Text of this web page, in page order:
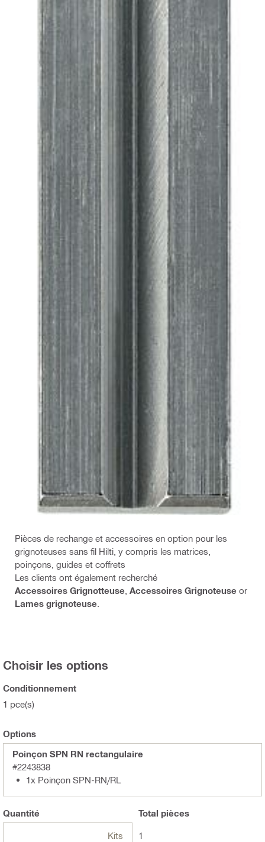
Pièces de rechange et accessoires en option pour les
grignoteuses sans fil Hilti, y compris les matrices,
poinçons, guides et coffrets
Les clients ont également recherché
Accessoires Grignotteuse Accessoires Grignoteuse or
Lames grignoteuse
Choisir les options
Conditionnement
1 pce(s)
Options
Poinçon SPN RN rectangulaire
#2243838
1x Poinçon SPN-RN/RL
Quantité
Kits
Total pièces
1